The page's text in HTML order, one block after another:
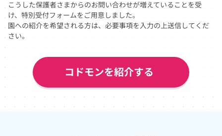
数字で見るコドモン
おかげさまで、コドモンは2015年のサービス提供
今後も保護者の子育てにおける悩み、先生の業務
負担、子どもの育ちや学びの環境整備などの
社会課題を解決し、子どもを取り巻く環境をより
よくすることを目指していきます。
7
こうした保護者さまからのお問い合わせが増えていることを受
け、特別受付フォームをご用意しました。
園への紹介を希望される方は、必要事項を入力の上送信してくだ
さい。
コドモンを紹介する